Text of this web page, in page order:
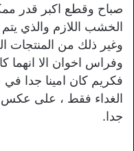
صباح وقطع اكبر قدر
الخشب اللازم والذي يتم
وغير ذلك من المنتجات
وفراس اخوان الا انهما
فكريم كان امينا جدا
الغداء فقط ، على
جدا.